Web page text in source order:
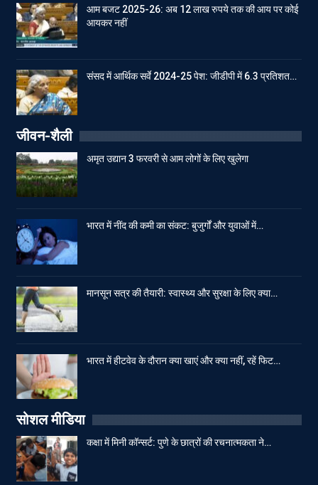
आम बजट 2025-26: अब 12 लाख रुपये तक की आय पर कोई
आयकर नहीं
संसद में आर्थिक सर्वे 2024-25 पेश: जीडीपी में 6.3 प्रतिशत…
जीवन-शैली
अमृत उद्यान 3 फरवरी से आम लोगों के लिए खुलेगा
भारत में नींद की कमी का संकट: बुजुर्गों और युवाओं में…
मानसून सत्र की तैयारी: स्वास्थ्य और सुरक्षा के लिए क्या…
भारत में हीटवेव के दौरान क्या खाएं और क्या नहीं, रहें फिट…
सोशल मीडिया
कक्षा में मिनी कॉन्सर्ट: पुणे के छात्रों की रचनात्मकता ने…